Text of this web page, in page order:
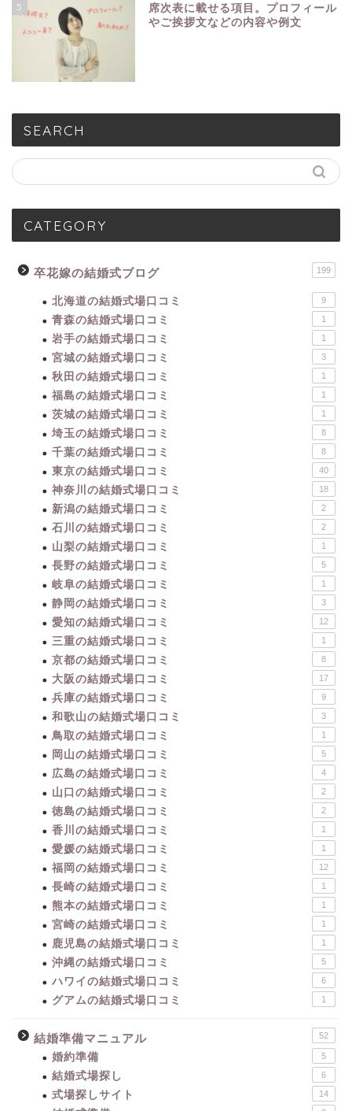
5
席次表に載せる項目。プロフィール
やご挨拶文などの内容や例文
SEARCH
CATEGORY
卒花嫁の結婚式ブログ 199
北海道の結婚式場口コミ 9
青森の結婚式場口コミ 1
岩手の結婚式場口コミ 1
宮城の結婚式場口コミ 3
秋田の結婚式場口コミ 1
福島の結婚式場口コミ 1
茨城の結婚式場口コミ 1
埼玉の結婚式場口コミ 8
千葉の結婚式場口コミ 8
東京の結婚式場口コミ 40
神奈川の結婚式場口コミ 18
新潟の結婚式場口コミ 2
石川の結婚式場口コミ 2
山梨の結婚式場口コミ 1
長野の結婚式場口コミ 5
岐阜の結婚式場口コミ 1
静岡の結婚式場口コミ 3
愛知の結婚式場口コミ 12
三重の結婚式場口コミ 1
京都の結婚式場口コミ 8
大阪の結婚式場口コミ 17
兵庫の結婚式場口コミ 9
和歌山の結婚式場口コミ 3
鳥取の結婚式場口コミ 1
岡山の結婚式場口コミ 5
広島の結婚式場口コミ 4
山口の結婚式場口コミ 2
徳島の結婚式場口コミ 2
香川の結婚式場口コミ 1
愛媛の結婚式場口コミ 1
福岡の結婚式場口コミ 12
長崎の結婚式場口コミ 1
熊本の結婚式場口コミ 1
宮崎の結婚式場口コミ 1
鹿児島の結婚式場口コミ 1
沖縄の結婚式場口コミ 5
ハワイの結婚式場口コミ 6
グアムの結婚式場口コミ 1
結婚準備マニュアル 52
婚約準備 5
結婚式場探し 6
式場探しサイト 14